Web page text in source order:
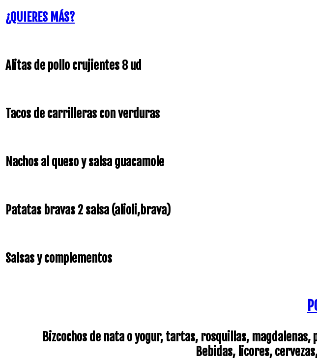
¿QUIERES MÁS?
Alitas de pollo crujientes 8 ud
Tacos de carrilleras con verduras
Nachos al queso y salsa guacamole
Patatas bravas 2 salsa (alioli,brava)
Salsas y complementos
Bizcochos de nata o yogur, tartas, rosquillas,
Bebidas, licores,